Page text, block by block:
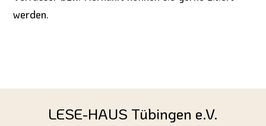
werden.
LESE-HAUS Tübingen e.V.